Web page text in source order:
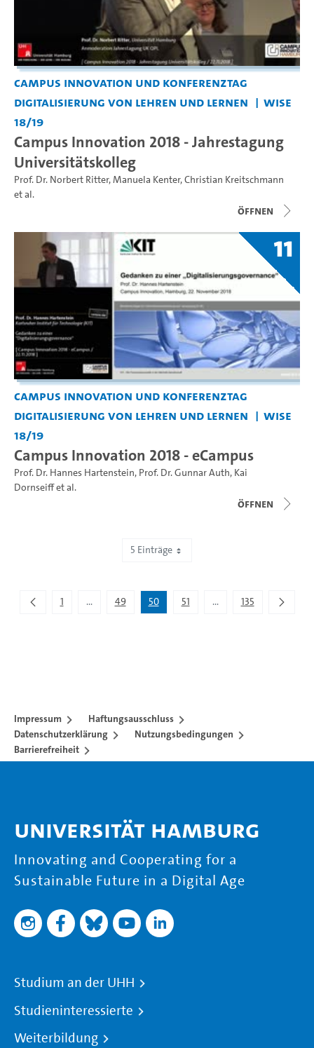
Campus Innovation und Konferenztag
Digitalisierung von Lehren und Lernen
WiSe
18/19
Campus Innovation 2018 - Jahrestagung
Universitätskolleg
Prof. Dr. Norbert Ritter,Manuela Kenter,Christian Kreitschmann
et al.
Öffnen
11
Campus Innovation und Konferenztag
Digitalisierung von Lehren und Lernen
WiSe
18/19
Campus Innovation 2018 - eCampus
Prof. Dr. Hannes Hartenstein, Prof. Dr. Gunnar Auth, Kai
Dornseiffet al.
Öffnen
5 Einträge
1 ...
Zwischenseiten Navigieren mit TAB-Taste.
49 50 51 ...
Zwischenseiten
135
Impressum
Haftungsausschluss
Datenschutzerklärung
Nutzungsbedingungen
Barrierefreiheit
Universität Hamburg
Innovating and Cooperating for a
Sustainable Future in a Digital Age
Studium an der UHH
Studieninteressierte
Weiterbildung